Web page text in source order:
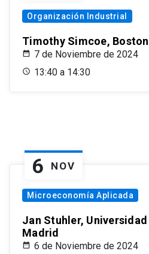
Organización Industrial
Timothy Simcoe,
7 de Noviembre de 2024
13:40 a 14:30
6 NOV
Microeconomía Aplicada
Jan Stuhler,
Madrid
6 de Noviembre de 2024